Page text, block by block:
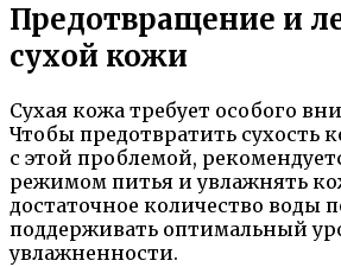
Предотвращение и
сухой кожи
Сухая кожа требует особого
Чтобы предотвратить сухость
с этой проблемой,
режимом питья и увлажнять
достаточное количество воды
поддерживать оптимальный
увлажненности.